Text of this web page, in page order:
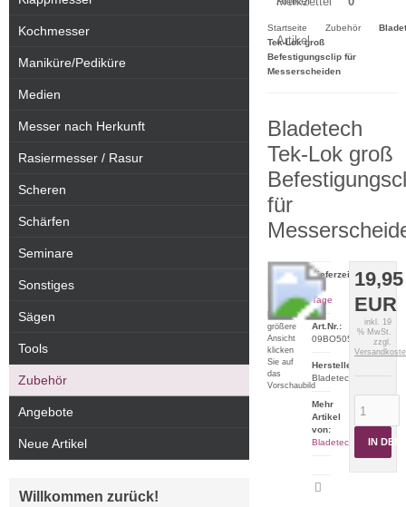
Artikel
Startseite Zubehör
Tek-Lok groß
Befestigungsclip für
Messerscheiden
Bladetech
Tek-Lok groß
für
Für eine
größere
Ansicht
klicken
Sie auf
das
Vorschaubild
19,95
EUR
inkl. 19
% MwSt.
zzgl.
IN DEN
Lieferzeit:
2-5
Tage
Art.Nr.:
09BO505
Hersteller:
Bladetech
Mehr
Artikel
von:
Bladetech
Kochmesser
Maniküre/Pediküre
Medien
Messer nach Herkunft
Rasiermesser / Rasur
Scheren
Schärfen
Seminare
Sonstiges
Sägen
Tools
Zubehör
Angebote
Neue Artikel
Willkommen zurück!